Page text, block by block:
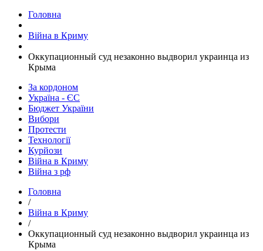
Головна
Війна в Криму
​Оккупационный суд незаконно выдворил украинца из
Крыма
За кордоном
Україна - ЄС
Бюджет України
Вибори
Протести
Технології
Курйози
Війна в Криму
Війна з рф
Головна
/
Війна в Криму
/
​Оккупационный суд незаконно выдворил украинца из
Крыма